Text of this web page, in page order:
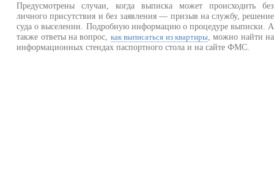
Предусмотрены случаи, когда выписка может происходить без
личного присутствия и без заявления — призыв на службу, решение
суда о выселении. Подробную информацию о процедуре выписки. А
также ответы на вопрос, как выписаться из квартиры , можно найти на
информационных стендах паспортного стола и на сайте ФМС.